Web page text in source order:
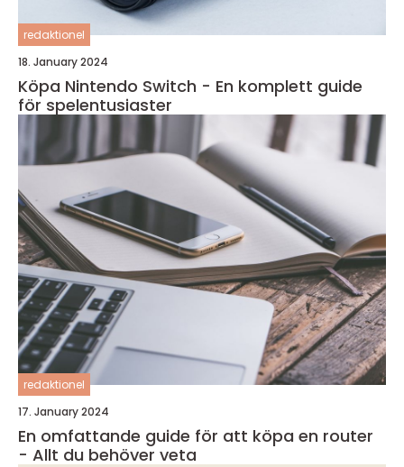
redaktionel
18. January 2024
Köpa Nintendo Switch - En komplett guide
för spelentusiaster
redaktionel
17. January 2024
En omfattande guide för att köpa en router
- Allt du behöver veta